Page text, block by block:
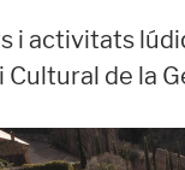
i activitats
de la